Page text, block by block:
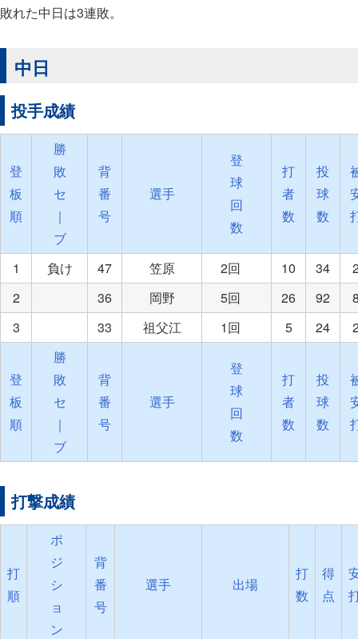
敗れた中日は3連敗。
中日
投手成績
登
板
順
勝
敗
セ
｜
ブ
背
番
号
選手
登
球
回
数
打
者
数
投
球
数
1 負け 47 笠原 2回 10 34
2
36 岡野 5回 26 92
3
33 祖父江 1回 5 24
登
板
順
勝
敗
セ
｜
ブ
背
番
号
選手
登
球
回
数
打
者
数
投
球
数
打撃成績
打
順
ポ
ジ
シ
ョ
ン
背
番
号
選手 出場
打
数
得
点